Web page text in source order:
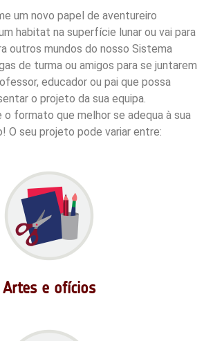
um novo papel de aventureiro
habitat na superfície lunar ou vai para
outros mundos do nosso Sistema
de turma ou amigos para se juntarem
educador ou pai que possa
o projeto da sua equipa.
formato que melhor se adequa à sua
O seu projeto pode variar entre:
Artes e ofícios